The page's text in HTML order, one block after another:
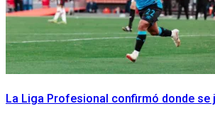
La Liga Profesional confirmó donde se